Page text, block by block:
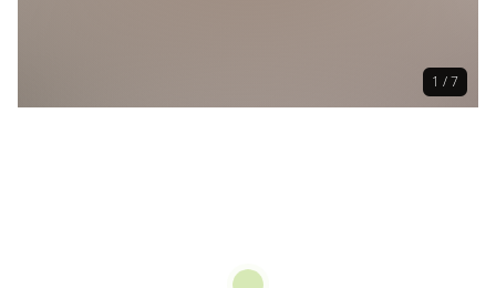
1 / 7